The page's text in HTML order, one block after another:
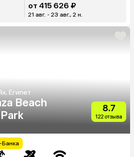
от 415 626 ₽
21 авг. - 23 авг., 2 н.
Египет
Beach
8.7
122 отзыва
Банка